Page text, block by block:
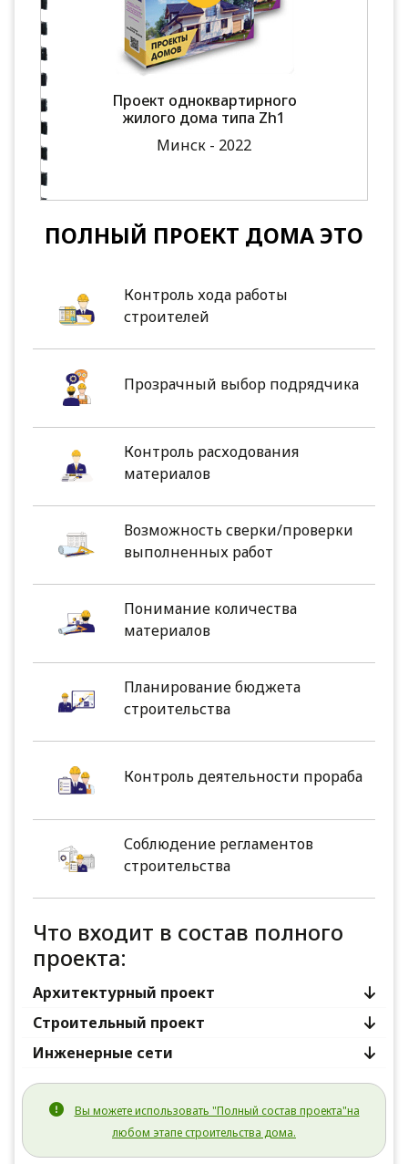
Проект одноквартирного
жилого дома типа Zh1
Минск - 2022
ПОЛНЫЙ ПРОЕКТ ДОМА ЭТО
Контроль хода работы
строителей
Прозрачный выбор подрядчика
Контроль расходования
материалов
Возможность сверки/проверки
выполненных работ
Понимание количества
материалов
Планирование бюджета
строительства
Контроль деятельности прораба
Соблюдение регламентов
строительства
Что входит в состав полного
проекта:
Архитектурный проект
Строительный проект
Инженерные сети
Вы можете использовать "Полный состав проекта"на
любом этапе строительства дома.